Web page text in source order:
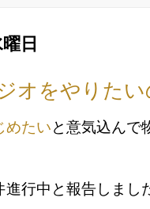
日
オをやりた
めたいと意気込んで
進行中と報告しまし